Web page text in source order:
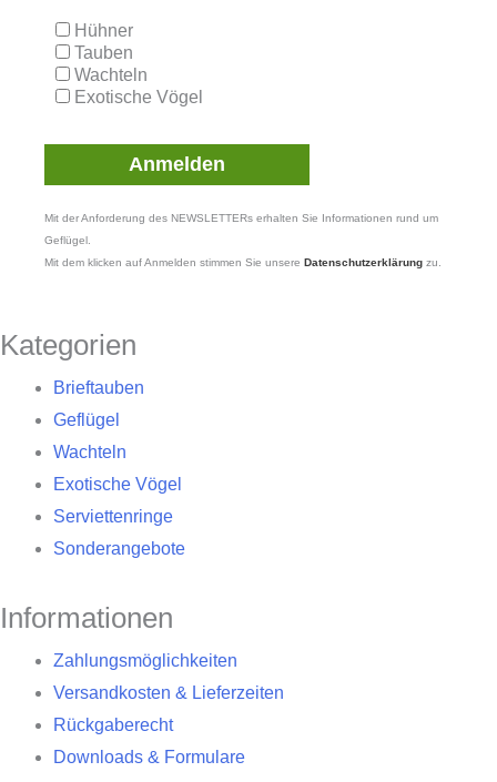
Hühner
Tauben
Wachteln
Exotische Vögel
Mit der Anforderung des NEWSLETTERs erhalten Sie Informationen rund um
Geflügel.
Mit dem klicken auf Anmelden stimmen Sie unsere Datenschutzerklärung zu.
Kategorien
Brieftauben
Geflügel
Wachteln
Exotische Vögel
Serviettenringe
Sonderangebote
Informationen
Zahlungsmöglichkeiten
Versandkosten & Lieferzeiten
Rückgaberecht
Downloads & Formulare